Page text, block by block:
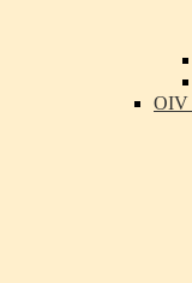
OIV